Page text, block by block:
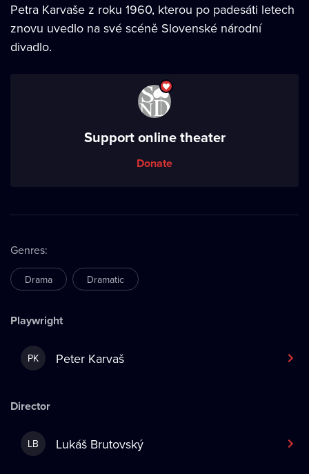
Petra Karvaše z roku 1960, kterou po padesáti letech
znovu uvedlo na své scéně Slovenské národní
divadlo.
Support online theater
Donate
Genres:
Drama Dramatic
Playwright
PK Peter Karvaš
Director
LB Lukáš Brutovský